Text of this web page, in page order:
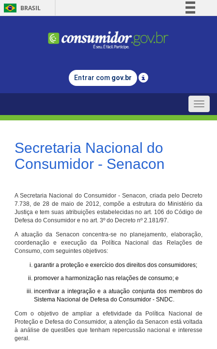
BRASIL
Comunica BR
Legislação
Entrar com gov.br
Toggle
Secretaria Nacional do
Consumidor - Senacon
A Secretaria Nacional do Consumidor - Senacon, criada pelo Decreto
7.738, de 28 de maio de 2012, compõe a estrutura do Ministério da
Justiça e tem suas atribuições estabelecidas no art. 106 do Código de
Defesa do Consumidor e no art. 3º do Decreto nº 2.181/97.
A atuação da Senacon concentra-se no planejamento, elaboração,
coordenação e execução da Política Nacional das Relações de
Consumo, com seguintes objetivos:
garantir a proteção e exercício dos direitos dos consumidores;
promover a harmonização nas relações de consumo; e
incentivar a integração e a atuação conjunta dos membros do
Sistema Nacional de Defesa do Consumidor - SNDC.
Com o objetivo de ampliar a efetividade da Política Nacional de
Proteção e Defesa do Consumidor, a atenção da Senacon está voltada
à análise de questões que tenham repercussão nacional e interesse
geral.